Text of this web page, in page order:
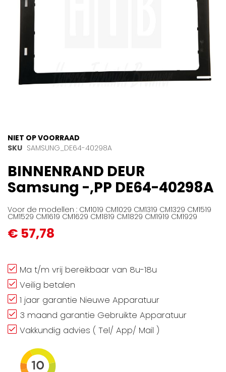
Ga
naar
begin
van
de
gallerij
NIET OP VOORRAAD
SKU SAMSUNG_DE64-40298A
BINNENRAND DEUR
Samsung -,PP DE64-40298A
Voor de modellen : CM1019 CM1029 CM1319 CM1329 CM1519
CM1529 CM1619 CM1629 CM1819 CM1829 CM1919 CM1929
€ 57,78
Ma t/m vrij bereikbaar van 8u-18u
Veilig betalen
1 jaar garantie Nieuwe Apparatuur
3 maand garantie Gebruikte Apparatuur
Vakkundig advies ( Tel/ App/ Mail )